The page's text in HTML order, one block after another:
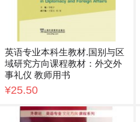
英语专业本科生教材.国别与区
域研究方向课程教材：外交外
事礼仪 教师用书
¥25.50